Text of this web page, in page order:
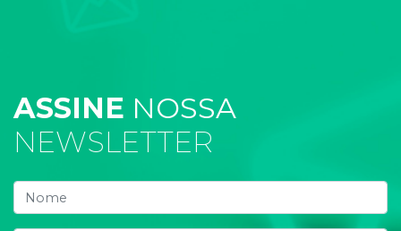
ASSINE NOSSA
NEWSLETTER